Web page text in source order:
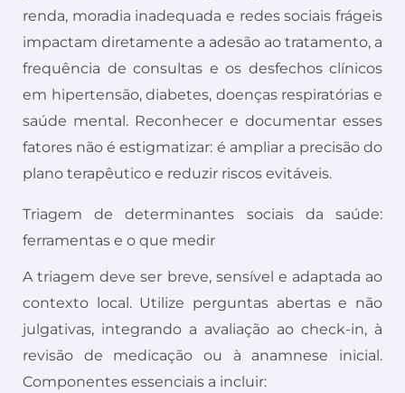
renda, moradia inadequada e redes sociais frágeis
impactam diretamente a adesão ao tratamento, a
frequência de consultas e os desfechos clínicos
em hipertensão, diabetes, doenças respiratórias e
saúde mental. Reconhecer e documentar esses
fatores não é estigmatizar: é ampliar a precisão do
plano terapêutico e reduzir riscos evitáveis.
Triagem de determinantes sociais da saúde:
ferramentas e o que medir
A triagem deve ser breve, sensível e adaptada ao
contexto local. Utilize perguntas abertas e não
julgativas, integrando a avaliação ao check-in, à
revisão de medicação ou à anamnese inicial.
Componentes essenciais a incluir: